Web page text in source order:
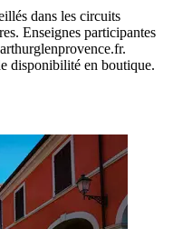
dans les circuits
Enseignes participantes
disponibilité en boutique.